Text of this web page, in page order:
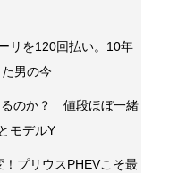
リを120回払い。10年
男の今
るのか？ 値段ほぼ一緒
モデルY
プリウスPHEVこそ最